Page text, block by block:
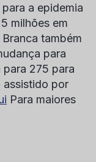
a epidemia
milhões em
também
para
275 para
assistido por
Para maiores